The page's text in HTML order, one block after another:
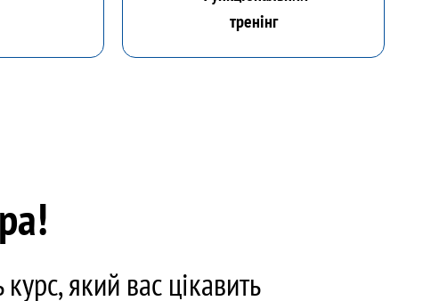
тренінг
який вас цікавить